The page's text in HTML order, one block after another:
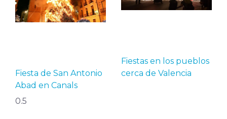
Fiesta de San Antonio
Abad en Canals
Fiestas en los pueblos
cerca de Valencia